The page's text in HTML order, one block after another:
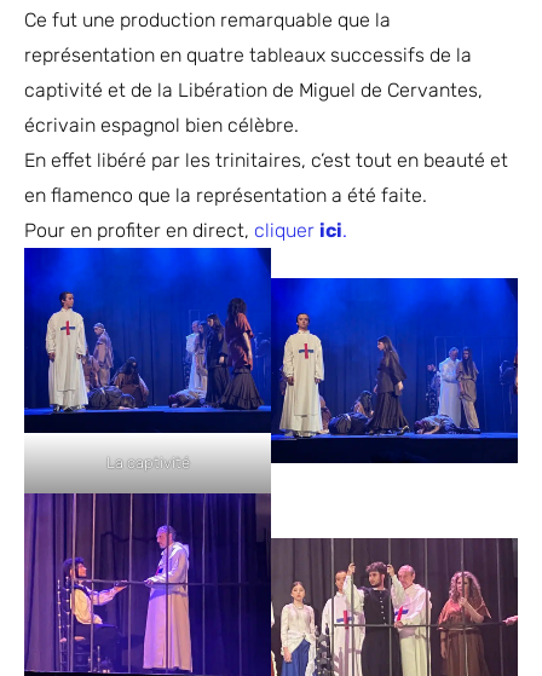
Ce fut une production remarquable que la
représentation en quatre tableaux successifs de la
captivité et de la Libération de Miguel de Cervantes,
écrivain espagnol bien célèbre.
En effet libéré par les trinitaires, c’est tout en beauté et
en flamenco que la représentation a été faite.
Pour en profiter en direct, cliquer ici.
La captivité